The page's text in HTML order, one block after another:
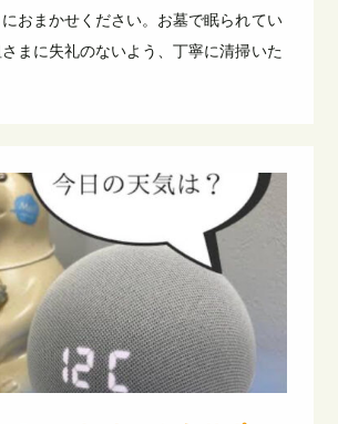
おまかせください。お墓で眠られてい
まに失礼のないよう、丁寧に清掃いた